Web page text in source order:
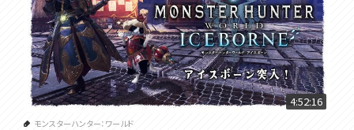
4:52:16
モンスターハンター：ワールド